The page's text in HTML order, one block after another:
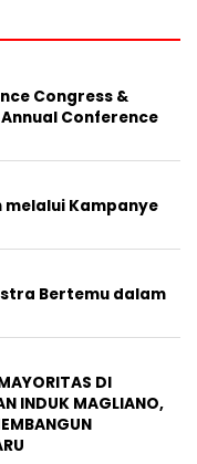
Congress &
Conference
melalui Kampanye
Bertemu dalam
DI
INDUK MAGLIANO,